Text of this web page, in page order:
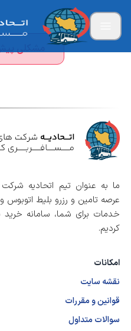
مشکلی
ما به عنوان تیم اتحادیه
عرصه تامین و رزرو بلیط اتوبوس
خدمات برای شما، سامانه خرید
کردیم.
امکانات
نقشه سایت
قوانین و مقررات
سوالات متداول